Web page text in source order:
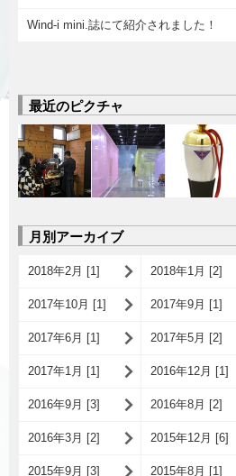
Wind-i mini.誌にて紹介されました！
最近のピクチャ
月別アーカイブ
2018年2月 [1] 2018年1月 [2]
2017年10月 [1] 2017年9月 [1]
2017年6月 [1] 2017年5月 [2]
2017年1月 [1] 2016年12月 [1]
2016年9月 [3] 2016年8月 [2]
2016年3月 [2] 2015年12月 [6]
2015年9月 [3] 2015年8月 [1]